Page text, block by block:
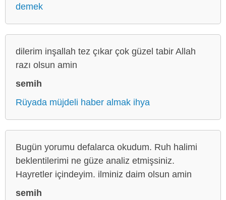
demek
dilerim inşallah tez çıkar çok güzel tabir Allah
razı olsun amin
semih
Rüyada müjdeli haber almak ihya
Bugün yorumu defalarca okudum. Ruh halimi
beklentilerimi ne güze analiz etmişsiniz.
Hayretler içindeyim. ilminiz daim olsun amin
semih